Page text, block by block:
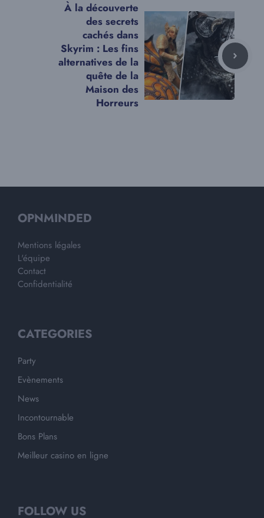
À la découverte
des secrets
cachés dans
Skyrim : Les fins
alternatives de la
quête de la
Maison des
Horreurs
OPNMINDED
Mentions légales
L'équipe
Contact
Confidentialité
CATEGORIES
Party
Evènements
News
Incontournable
Bons Plans
Meilleur casino en ligne
FOLLOW US